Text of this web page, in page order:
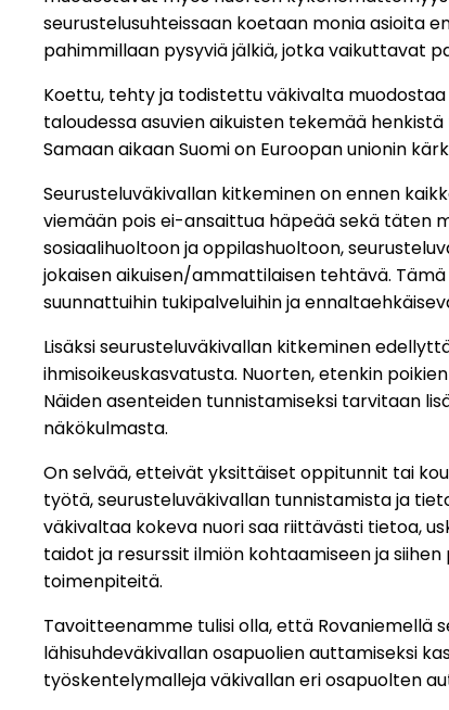
seurustelusuhteissaan koetaan monia asioita
pahimmillaan pysyviä jälkiä, jotka vaikuttavat
Koettu, tehty ja todistettu väkivalta
taloudessa asuvien aikuisten tekemää
Samaan aikaan Suomi on Euroopan unionin
Seurusteluväkivallan kitkeminen on ennen
viemään pois ei-ansaittua häpeää sekä täten
sosiaalihuoltoon ja oppilashuoltoon,
jokaisen aikuisen/ammattilaisen tehtävä.
suunnattuihin tukipalveluihin ja
Lisäksi seurusteluväkivallan kitkeminen
ihmisoikeuskasvatusta. Nuorten, etenkin
Näiden asenteiden tunnistamiseksi tarvitaan
näkökulmasta.
On selvää, etteivät yksittäiset oppitunnit tai
työtä, seurusteluväkivallan tunnistamista ja
väkivaltaa kokeva nuori saa riittävästi tietoa,
taidot ja resurssit ilmiön kohtaamiseen ja
toimenpiteitä.
Tavoitteenamme tulisi olla, että
lähisuhdeväkivallan osapuolien auttamiseksi
työskentelymalleja väkivallan eri osapuolten